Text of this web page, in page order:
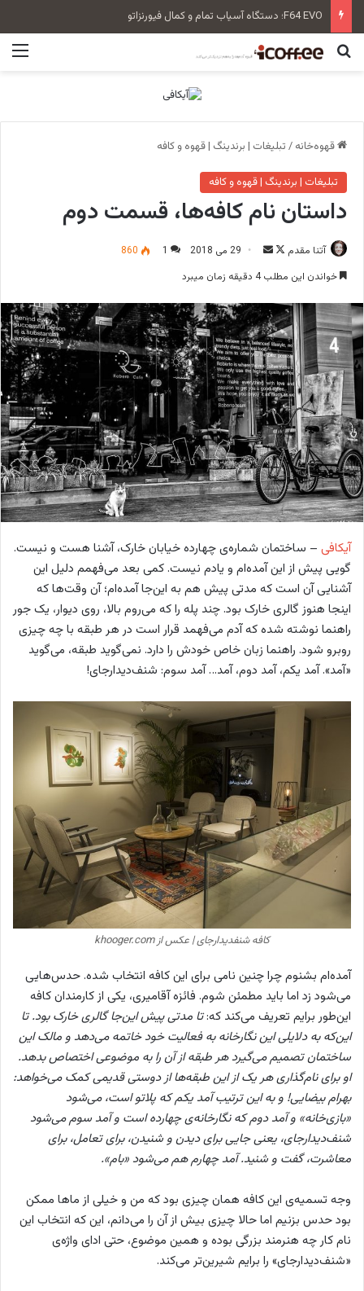
سن‌رمو زویی بلند Tall Cup
جستجو برای
قهوه‌خانه / تبلیغات | برندینگ | قهوه و کافه
تبلیغات | برندینگ | قهوه و کافه
داستان نام کافه‌ها، قسمت دوم
آتنا مقدم
F
l
o
w
o
n
X
ر
ا
ل
ا
ی
م
ی
ل
29 می 2018 1
860
خواندن این مطلب 4 دقیقه زمان میبرد
آیکافی – ساختمان شماره‌ی چهارده خیابان خارک، آشنا هست و نیست.
گویی پیش از این آمده‌ام و یادم نیست. کمی بعد می‌فهمم دلیل این
آشنایی آن است که مدتی پیش هم به این‌جا آمده‌ام؛ آن وقت‌ها که
اینجا هنوز گالری خارک بود. چند پله را که می‌روم بالا، روی دیوار، یک جور
راهنما نوشته شده که آدم می‌فهمد قرار است در هر طبقه با چه چیزی
روبرو شود. راهنما زبان خاص خودش را دارد. نمی‌گوید طبقه، می‌گوید
«آمد». آمد یکم، آمد دوم، آمد… آمد سوم: شنف‌دیدارجای!
کافه شنفدیدارجای | عکس از khooger.com
آمده‌ام بشنوم چرا چنین نامی برای این کافه انتخاب شده. حدس‌هایی
می‌شود زد اما باید مطمئن شوم. فائزه آقامیری، یکی از کارمندان کافه
این‌طور برایم تعریف می‌کند که:تا مدتی پیش این‌جا گالری خارک بود. تا
این‌که به دلایلی این نگارخانه به فعالیت خود خاتمه می‌دهد و مالک این
ساختمان تصمیم می‌گیرد هر طبقه از آن را به موضوعی اختصاص بدهد.
او برای نام‌گذاری هر یک از این طبقه‌ها از دوستی قدیمی کمک می‌خواهد:
بهرام بیضایی! و به این ترتیب آمد یکم که پلاتو است، می‌شود
«بازی‌خانه» و آمد دوم که نگارخانه‌ی چهارده است و آمد سوم ‌می‌شود
شنف‌دیدارجای، یعنی جایی برای دیدن و شنیدن، برای تعامل، برای
معاشرت، گفت و شنید. آمد چهارم هم می‌شود «بام».
وجه تسمیه‌ی این کافه همان چیزی بود که من و خیلی از ماها ممکن
بود حدس بزنیم اما حالا چیزی بیش از آن را می‌دانم، این که انتخاب این
نام کار چه هنرمند بزرگی بوده و همین موضوع، حتی ادای واژه‌ی
«شنف‌دیدارجای» را برایم شیرین‌تر می‌کند.